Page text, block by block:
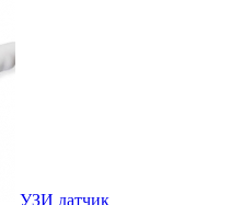
УЗИ датчик